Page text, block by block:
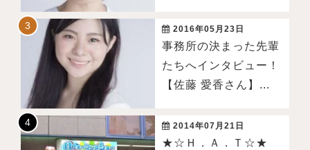
2016年05月23日
事務所の決まった先輩
たちへインタビュー！
【佐藤 愛香さん】...
2014年07月21日
★☆Ｈ．Ａ．Ｔ☆★